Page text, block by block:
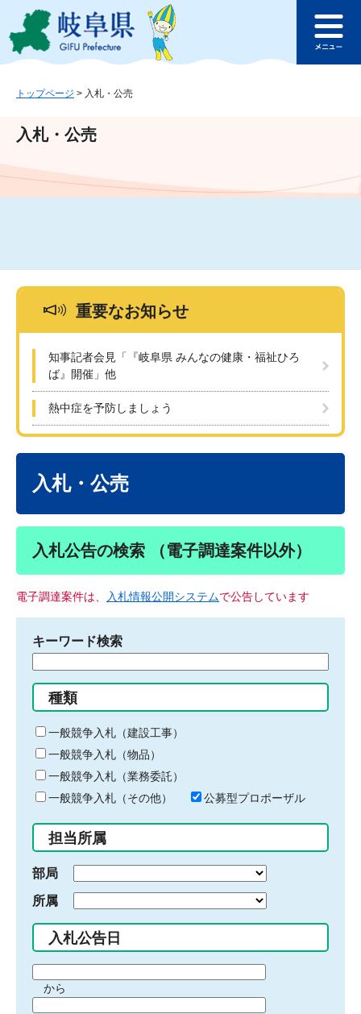
ジ
ュ
文
このページの本文へ
ュ
トップページ > 入札・公売
入札・公売
重要なお知らせ
知事記者会見「『岐阜県 みんなの健康・福祉ひろ
ば』開催」他
熱中症を予防しましょう
入札・公売
入札公告の検索 （電子調達案件以外）
電子調達案件は、 入札情報公開システムで公告しています
キーワード検索
る
キ
ー
ワ
ー
ド
入
力
種類
一般競争入札（建設工事）
一般競争入札（物品）
一般競争入札（業務委託）
一般競争入札（その他）
公募型プロポーザル
担当所属
部局
所属
入札公告日
間から